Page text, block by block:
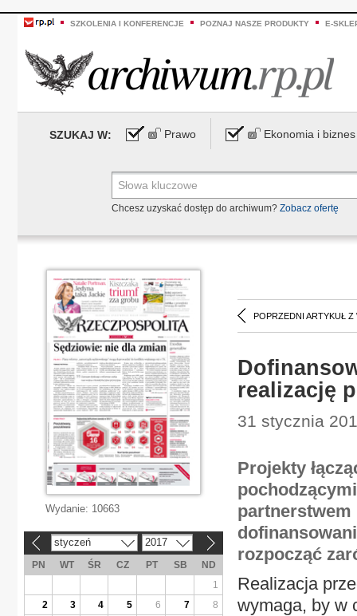
SZKOLENIA I KONFERENCJE POZNAJ NASZE PRODUKTY E-
SZUKAJ W: Prawo Ekonomia i biznes
Chcesz uzyskać dostęp do archiwum? Zobacz ofertę
POPRZEDNI ARTYKUŁ Z
realizację
31 stycznia
Projekty
rozpocząć
Realizacja
wymaga, by w
Wydanie: 10663
styczeń 2017
PN WT ŚR CZ PT SB
ND
1
2
3 4 5 6 7
8